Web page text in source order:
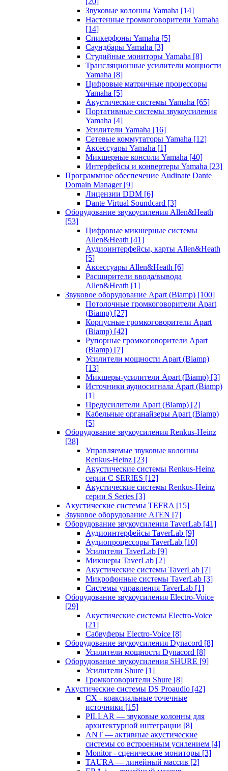
Звуковые колонны Yamaha [14]
Настенные громкоговорители Yamaha
[14]
Спикерфоны Yamaha [5]
Саундбары Yamaha [3]
Студийные мониторы Yamaha [8]
Трансляционные усилители мощности
Yamaha [8]
Цифровые матричные процессоры
Yamaha [5]
Акустические системы Yamaha [65]
Портативные системы звукоусиления
Yamaha [4]
Усилители Yamaha [16]
Сетевые коммутаторы Yamaha [12]
Аксессуары Yamaha [1]
Микшерные консоли Yamaha [40]
Интерфейсы и конвертеры Yamaha [23]
Программное обеспечение Audinate Dante
Domain Manager [9]
Лицензии DDM [6]
Dante Virtual Soundcard [3]
Оборудование звукоусиления Allen&Heath
[53]
Цифровые микшерные системы
Allen&Heath [41]
Аудиоинтерфейсы, карты Allen&Heath
[5]
Аксессуары Allen&Heath [6]
Расширители ввода/вывода
Allen&Heath [1]
Звуковое оборудование Apart (Biamp) [100]
Потолочные громкоговорители Apart
(Biamp) [27]
Корпусные громкоговорители Apart
(Biamp) [42]
Рупорные громкоговорители Apart
(Biamp) [7]
Усилители мощности Apart (Biamp)
[13]
Микшеры-усилители Apart (Biamp) [3]
Источники аудиосигнала Apart (Biamp)
[1]
Предусилители Apart (Biamp) [2]
Кабельные органайзеры Apart (Biamp)
[5]
Оборудование звукоусиления Renkus-Heinz
[38]
Управляемые звуковые колонны
Renkus-Heinz [23]
Акустические системы Renkus-Heinz
серии C SERIES [12]
Акустические системы Renkus-Heinz
серии S Series [3]
Акустические системы TEFRA [15]
Звуковое оборудование ATEN [7]
Оборудование звукоусиления TaverLab [41]
Аудиоинтерфейсы TaverLab [9]
Аудиопроцессоры TaverLab [10]
Усилители TaverLab [9]
Микшеры TaverLab [2]
Акустические системы TaverLab [7]
Микрофонные системы TaverLab [3]
Системы управления TaverLab [1]
Оборудование звукоусиления Electro-Voice
[29]
Акустические системы Electro-Voice
[21]
Сабвуферы Electro-Voice [8]
Оборудование звукоусиления Dynacord [8]
Усилители мощности Dynacord [8]
Оборудование звукоусиления SHURE [9]
Усилители Shure [1]
Громкоговорители Shure [8]
Акустические системы DS Proaudio [42]
CX - коаксиальные точечные
источники [15]
PILLAR — звуковые колонны для
архитектурной интеграции [8]
ANT — активные акустические
системы со встроенным усилением [4]
Monitor - сценические мониторы [3]
TAURA — линейный массив [2]